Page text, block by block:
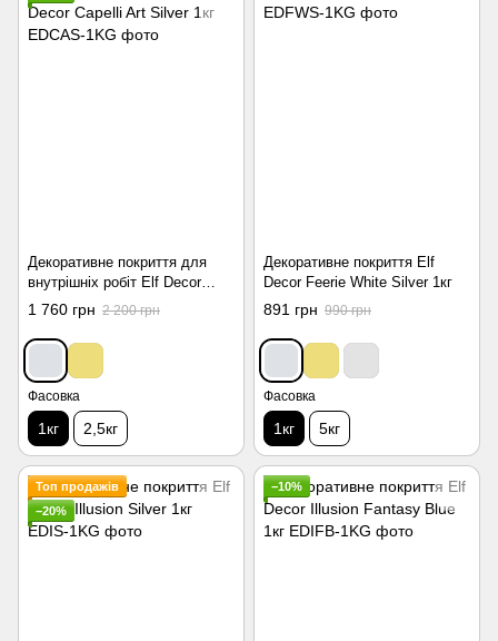
Декоративне покриття для
внутрішніх робіт Elf Decor
Capelli Art Silver 1кг
1 760 грн 2 200 грн
Фасовка
1кг 2,5кг
Декоративне покриття Elf
Decor Feerie White Silver 1кг
891 грн 990 грн
Фасовка
1кг 5кг
Топ продажів
−20%
−10%